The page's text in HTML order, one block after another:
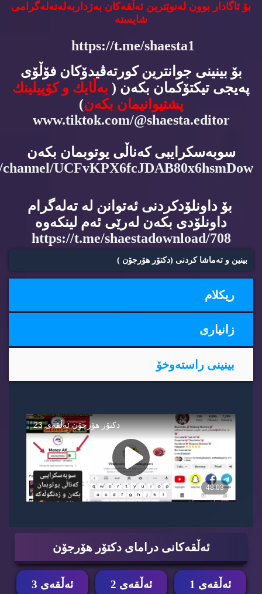
بۆ ئاگادار بوون له‌نوێترین ئه‌ڵقه‌كان به‌ژداربه‌له‌ته‌له‌گرامی
شایسته‌
https://t.me/shaesta1
بۆ بینینی جوانترین كورته‌ڤیدۆكان فۆڵۆی
په‌یجی تیكتۆكمان بكه‌ن ( به‌ڵایك و كۆپیلینك
پشتیوانیمان بكه‌ن)
www.tiktok.com/@shaesta.editor
سوبه‌سكرایبی كه‌ناڵی یوتوبمان بكه‌ن
UCFvKPX6fcJDAB80x6hsmDow
بۆ داونلۆدكردنی ئه‌توانن له‌ ته‌له‌گرام
داونلۆدی بكه‌ن له‌رێی ئه‌م لینكه‌وه‌
https://t.me/shaestadownload/708
بینین و ته‌ماشا كردنی (دكتۆر هۆرجۆن )
ریكلام
زانیاری
بینینی راسته‌وخۆ
ئه‌ڵقه‌كانی درامای دكتۆر هۆرجۆن
ئه‌ڵقه‌ی 1 ئه‌ڵقه‌ی 2 ئه‌ڵقه‌ی 3